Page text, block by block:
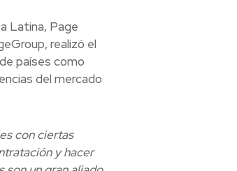
Latina, Page
realizó el
países como
del mercado
con ciertas
y hacer